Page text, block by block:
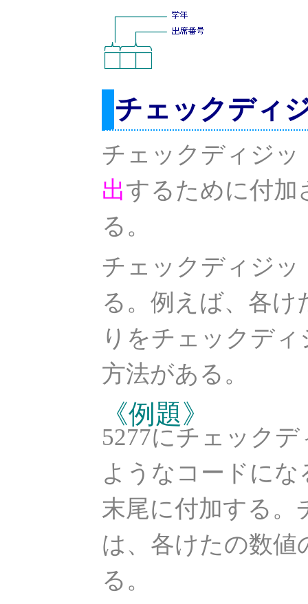
チェックディ
チェックディジッ
出するために付加
る。
チェックディジ
る。例えば、各け
りをチェックデ
方法がある。
《例題》
5277にチェック
ようなコードに
末尾に付加する。
は、各けたの数値
る。